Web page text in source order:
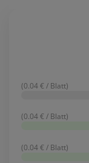
(0.04 € / Blatt)
(0.04 € / Blatt)
(0.04 € / Blatt)